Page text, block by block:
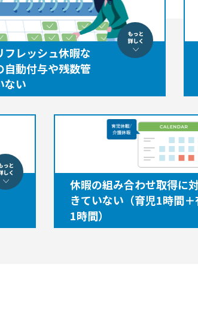
フレッシュ休暇な
自動付与や残数管
ない
休暇の組み合わせ取得に
きていない（育児1時間
1時間）